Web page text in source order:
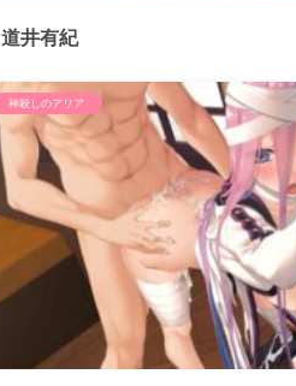
道井有紀
神殺しのアリア